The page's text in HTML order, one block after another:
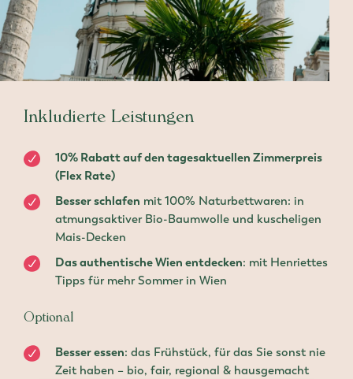
Inkludierte Leistungen
10% Rabatt auf den tagesaktuellen Zimmerpreis
(Flex Rate)
Besser schlafen mit 100% Naturbettwaren: in
atmungsaktiver Bio-Baumwolle und kuscheligen
Mais-Decken
Das authentische Wien entdecken: mit Henriettes
Tipps für mehr Sommer in Wien
Optional
Besser essen: das Frühstück, für das Sie sonst nie
Zeit haben – bio, fair, regional & hausgemacht